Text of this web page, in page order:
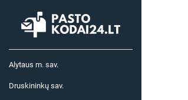
Alytaus m. sav.
Druskininkų sav.